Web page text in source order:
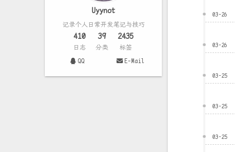
Uyynot
记录个人日常开发笔记与技巧
410
日志
39
分类
2435
标签
QQ
E-Mail
03-26
03-26
03-25
03-25
03-25